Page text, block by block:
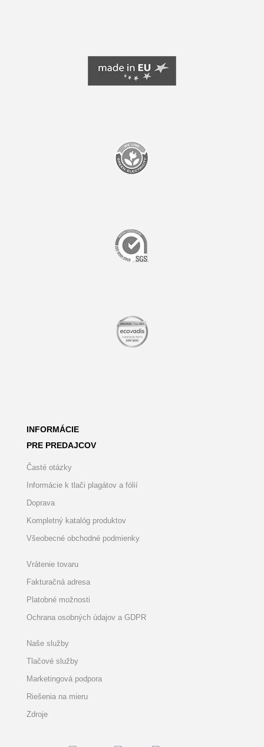
INFORMÁCIE
PRE PREDAJCOV
Časté otázky
Informácie k tlači plagátov a fólií
Doprava
Kompletný katalóg produktov
Všeobecné obchodné podmienky
Vrátenie tovaru
Fakturačná adresa
Platobné možnosti
Ochrana osobných údajov a GDPR
Naše služby
Tlačové služby
Marketingová podpora
Riešenia na mieru
Zdroje